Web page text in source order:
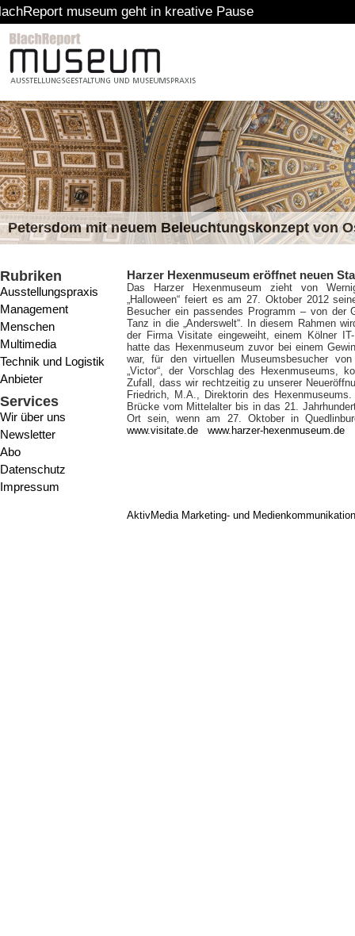
geht in kreative Pause
Petersdom mit neuem Beleuchtungskonzept von
Rubriken
Ausstellungspraxis
Management
Menschen
Multimedia
Technik und Logistik
Anbieter
Services
Wir über uns
Newsletter
Abo
Datenschutz
Impressum
Harzer Hexenmuseum eröffnet neuen
Das Harzer Hexenmuseum zieht von
„Halloween“ feiert es am 27. Oktober 2012
Besucher ein passendes Programm – von
Tanz in die „Anderswelt“. In diesem Rahmen
der Firma Visitate eingeweiht, einem Kölner
hatte das Hexenmuseum zuvor bei einem
war, für den virtuellen Museumsbesucher
„Victor“, der Vorschlag des Hexenmuseums,
Zufall, dass wir rechtzeitig zu unserer
Friedrich, M.A., Direktorin des
Brücke vom Mittelalter bis in das 21.
Ort sein, wenn am 27. Oktober in
www.visitate.de
www.harzer-hexenmuseum.de
AktivMedia Marketing- und